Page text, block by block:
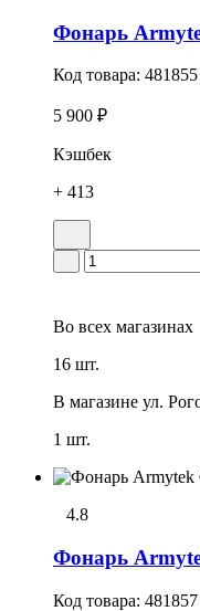
Фонарь
Код товара: 481855
5 900 ₽
Кэшбек
+ 413
Во всех магазинах
16 шт.
В магазине ул.
1 шт.
4.8
Фонарь
Код товара: 481857